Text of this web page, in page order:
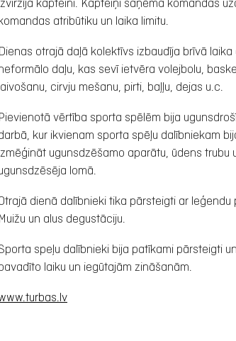
kapteini. Kapteiņi saņēma komandas
atribūtiku un laika limitu.
Dienas otrajā daļā kolektīvs izbaudīja brīvā
daļu, kas sevī ietvēra volejbolu,
laivošanu, cirvju mešanu, pirti, baļļu, dejas u.c.
Pievienotā vērtība sporta spēlēm bija
kur ikvienam sporta spēļu dalībniekam
ugunsdzēšamo aparātu, ūdens trubu
lomā.
dienā dalībnieki tika pārsteigti ar leģendu
Muižu un alus degustāciju.
speļu dalībnieki bija patīkami pārsteigti
laiku un iegūtajām zināšanām.